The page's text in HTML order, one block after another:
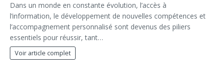
Dans un monde en constante évolution, l’accès à
l’information, le développement de nouvelles compétences et
l’accompagnement personnalisé sont devenus des piliers
essentiels pour réussir, tant…
Voir article complet